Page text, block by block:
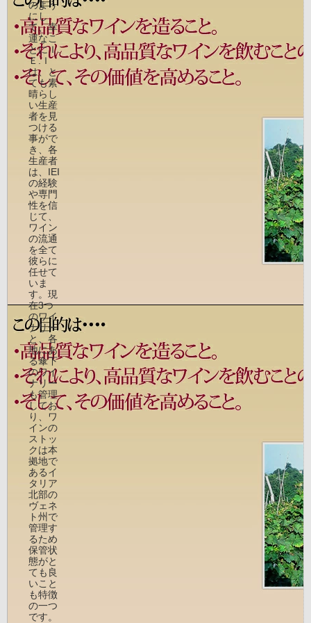
のよう
にし
て、幸
運なこ
とにＩ.
Ｅ.Ｉ
は、と
ても素
晴らし
い生産
者を見
つける
事がで
き、各
生産者
は、IEI
の経験
や専門
性を信
じて、
ワイン
の流通
を全て
彼らに
任せて
いま
す。現
在3つ
のワイ
ナリー
と、各
地にあ
る傘下
のワイ
ナリー
も管理
してお
り、ワ
インの
ストッ
クは本
拠地で
あるイ
タリア
北部の
ヴェネ
ト州で
管理す
るため
保管状
態がと
ても良
いこと
も特徴
の一つ
です。